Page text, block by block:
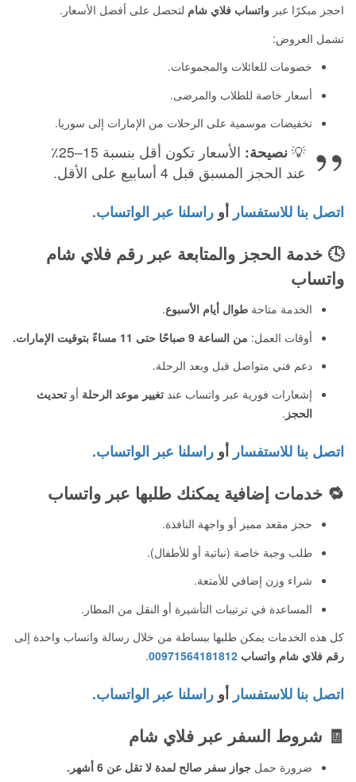
احجز مبكرًا عبر واتساب فلاي شام لتحصل على أفضل الأسعار.
تشمل العروض:
خصومات للعائلات والمجموعات.
أسعار خاصة للطلاب والمرضى.
تخفيضات موسمية على الرحلات من الإمارات إلى سوريا.
💡 نصيحة:
الأسعار تكون أقل بنسبة 15–25٪
عند الحجز المسبق قبل 4 أسابيع على الأقل.
اتصل بنا للاستفسار أو راسلنا عبر الواتساب.
🕓 خدمة الحجز والمتابعة عبر رقم فلاي شام
واتساب
الخدمة متاحة طوال أيام الأسبوع.
أوقات العمل: من الساعة 9 صباحًا حتى 11 مساءً بتوقيت الإمارات.
دعم فني متواصل قبل وبعد الرحلة.
إشعارات فورية عبر واتساب عند تغيير موعد الرحلة أو تحديث
الحجز .
اتصل بنا للاستفسار أو راسلنا عبر الواتساب.
🔁 خدمات إضافية يمكنك طلبها عبر واتساب
حجز مقعد مميز أو واجهة النافذة.
طلب وجبة خاصة (نباتية أو للأطفال).
شراء وزن إضافي للأمتعة.
المساعدة في ترتيبات التأشيرة أو النقل من المطار.
كل هذه الخدمات يمكن طلبها ببساطة من خلال رسالة واتساب واحدة إلى
رقم فلاي شام واتساب 00971564181812
.
اتصل بنا للاستفسار أو راسلنا عبر الواتساب.
🧾 شروط السفر عبر فلاي شام
ضرورة حمل جواز سفر صالح لمدة لا تقل عن 6 أشهر.